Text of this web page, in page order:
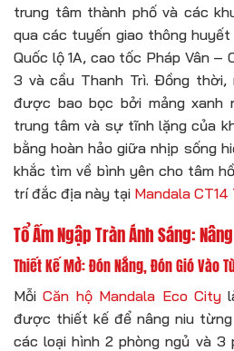
trung tâm thành phố và các
qua các tuyến giao thông huyết
Quốc lộ 1A, cao tốc Pháp Vân –
3 và cầu Thanh Trì. Đồng
được bao bọc bởi mảng xanh
trung tâm và sự tĩnh lặng của
bằng hoàn hảo giữa nhịp sống
khắc tìm về bình yên cho tâm
trí đắc địa này tại Mandala
Tổ Ấm Ngập Tràn Ánh Sáng:
Thiết Kế Mở: Đón Nắng, Đón Gió Vào
MỗiCăn hộ Mandala Eco City
được thiết kế để nâng niu từng
các loại hình 2 phòng ngủ và 3